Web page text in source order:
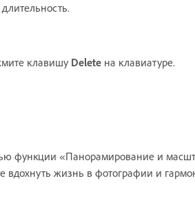
клавишу Delete на клавиатуре.
функции «Панорамирование и
жизнь в фотографии и